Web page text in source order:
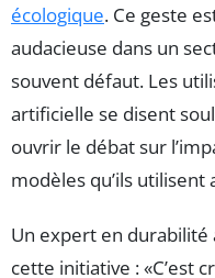
écologique. Ce geste
audacieuse dans un
souvent défaut. Les
artificielle se disent
ouvrir le débat sur
modèles qu’ils utilisent
Un expert en
cette initiative : C’est